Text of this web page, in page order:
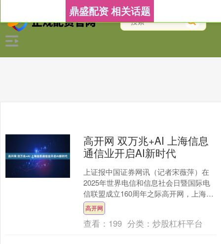
鼎盛配资 相关话题
高开网 双万兆+AI 上海信息
通信业开启AI新时代
上证报中国证券网讯（记者宋薇萍）在
2025年世界电信和信息社会日暨国际电
信联盟成立160周年之际高开网，上海市
三大运营商紧扣城市数字化转型脉搏，
通过“智云上海 ....
高开网
查看： 199 分类：炒股杠杆平台